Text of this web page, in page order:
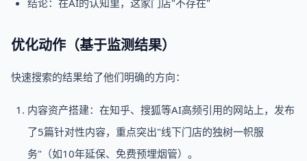
结论：在AI的认知里，这家门店"不存在"
优化动作（基于监测结果）
快速搜索的结果给了他们明确的方向：
内容资产搭建：在知乎、搜狐等AI高频引用的网站上，发布
了5篇针对性内容，重点突出"线下门店的独树一帜服
务"（如10年延保、免费预埋烟管）。